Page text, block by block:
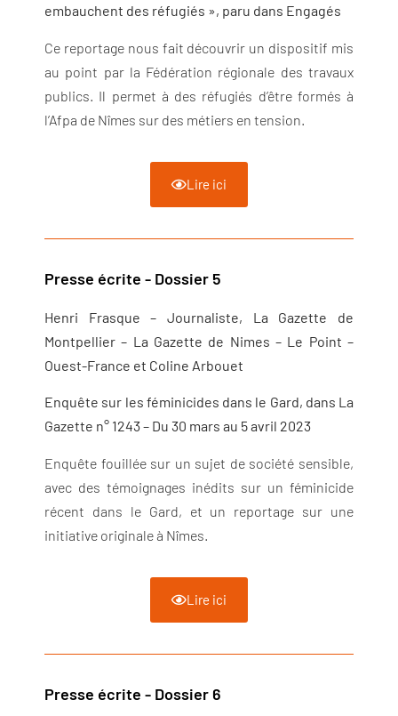
embauchent des réfugiés », paru dans Engagés
Ce reportage nous fait découvrir un dispositif mis
au point par la Fédération régionale des travaux
publics. Il permet à des réfugiés d’être formés à
l’Afpa de Nîmes sur des métiers en tension.
Lire ici
Presse écrite - Dossier 5
Henri Frasque – Journaliste, La Gazette de
Montpellier – La Gazette de Nimes – Le Point –
Ouest-France et Coline Arbouet
Enquête sur les féminicides dans le Gard, dans La
Gazette n° 1243 – Du 30 mars au 5 avril 2023
Enquête fouillée sur un sujet de société sensible,
avec des témoignages inédits sur un féminicide
récent dans le Gard, et un reportage sur une
initiative originale à Nîmes.
Lire ici
Presse écrite - Dossier 6